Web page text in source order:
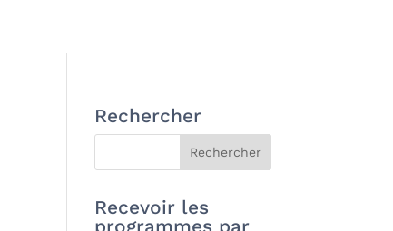
Rechercher
Recevoir les
programmes par